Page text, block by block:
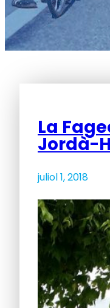
La
Jordà-
juliol 1, 2018